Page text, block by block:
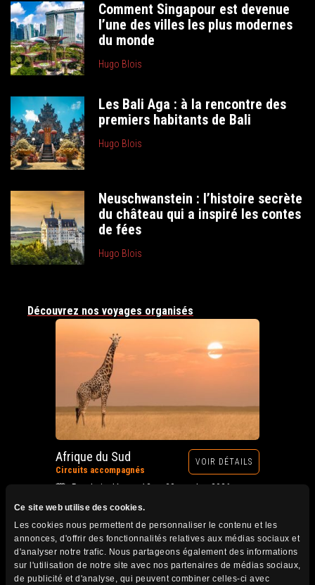
Ce site web utilise des cookies.
Les cookies nous permettent de personnaliser le contenu et les
annonces, d'offrir des fonctionnalités relatives aux médias sociaux et
d'analyser notre trafic. Nous partageons également des informations
sur l'utilisation de notre site avec nos partenaires de médias sociaux,
de publicité et d'analyse, qui peuvent combiner celles-ci avec
Comment Singapour est devenue
l’une des villes les plus modernes
du monde
Hugo Blois
Les Bali Aga : à la rencontre des
premiers habitants de Bali
Hugo Blois
Neuschwanstein : l’histoire secrète
du château qui a inspiré les contes
de fées
Hugo Blois
Découvrez nos voyages organisés
Afrique du Sud
Circuits accompagnés
VOIR DÉTAILS
Prochain départ : 12 au 28 octobre 2026